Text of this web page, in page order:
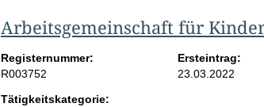
Arbeitsgemeinschaft für
Registernummer:
R003752
Ersteintrag:
23.03.2022
Tätigkeitskategorie: